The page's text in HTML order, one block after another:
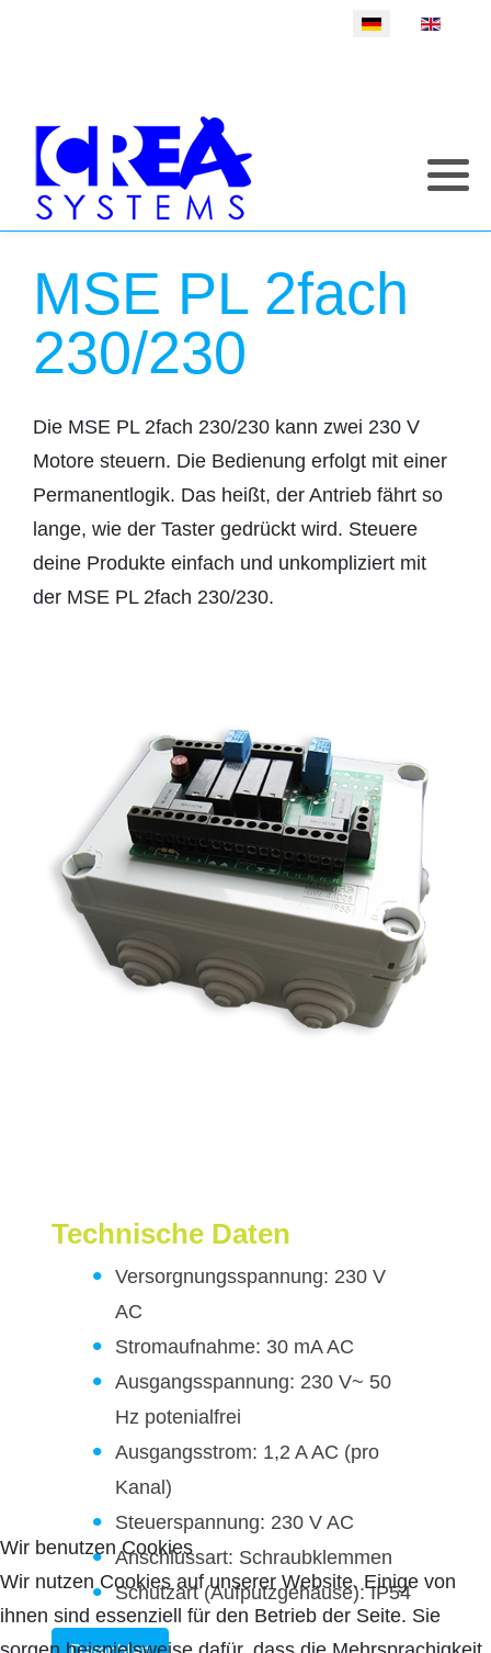
Sprache auswählen
MSE PL 2fach
230/230
Die MSE PL 2fach 230/230 kann zwei 230 V
Motore steuern. Die Bedienung erfolgt mit einer
Permanentlogik. Das heißt, der Antrieb fährt so
lange, wie der Taster gedrückt wird. Steuere
deine Produkte einfach und unkompliziert mit
der MSE PL 2fach 230/230.
Technische Daten
Versorgnungsspannung: 230 V
AC
Stromaufnahme: 30 mA AC
Ausgangsspannung: 230 V~ 50
Hz potenialfrei
Ausgangsstrom: 1,2 A AC (pro
Kanal)
Steuerspannung: 230 V AC
Anschlussart: Schraubklemmen
Schutzart (Aufputzgehäuse): IP54
Wir benutzen Cookies
Wir nutzen Cookies auf unserer Website. Einige von
ihnen sind essenziell für den Betrieb der Seite. Sie